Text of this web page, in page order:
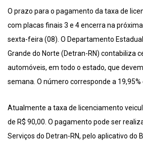
O prazo para o pagamento da taxa de
com placas finais 3 e 4 encerra na
sexta-feira (08). O Departamento
Grande do Norte (Detran-RN) contabiliza
automóveis, em todo o estado, que
semana. O número corresponde a 19,95%
Atualmente a taxa de licenciamento
de R$ 90,00. O pagamento pode ser
Serviços do Detran-RN, pelo aplicativo do